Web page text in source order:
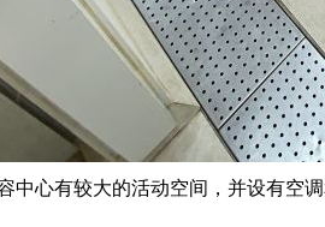
中心有较大的活动空间，并设有空